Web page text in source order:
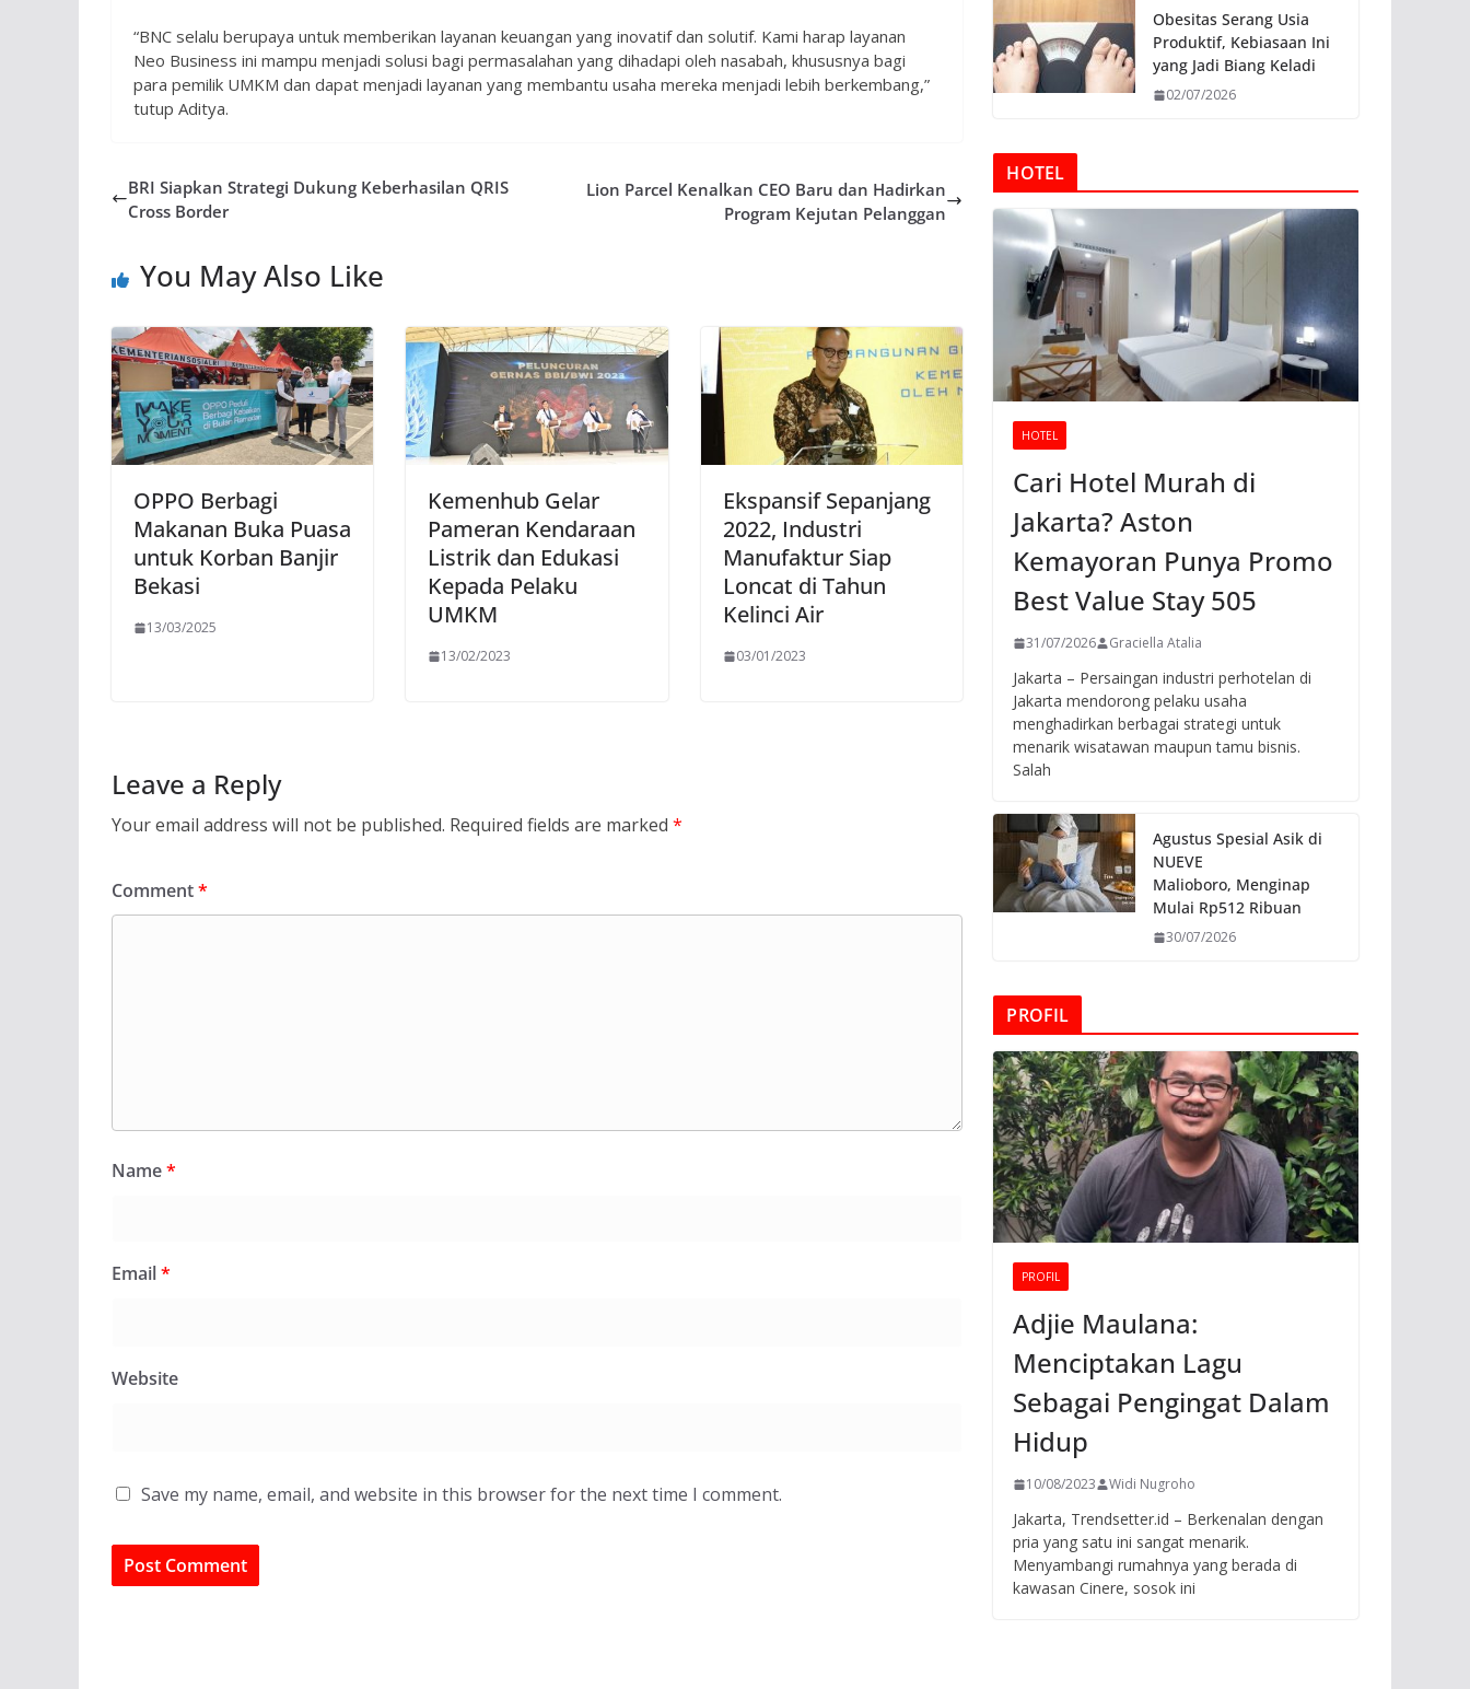
“BNC selalu berupaya untuk memberikan layanan keuangan yang inovatif dan solutif. Kami harap layanan
Neo Business ini mampu menjadi solusi bagi permasalahan yang dihadapi oleh nasabah, khususnya bagi
para pemilik UMKM dan dapat menjadi layanan yang membantu usaha mereka menjadi lebih berkembang,”
tutup Aditya.
BRI Siapkan Strategi Dukung Keberhasilan QRIS
Cross Border
Lion Parcel Kenalkan CEO Baru dan Hadirkan
Program Kejutan Pelanggan
You May Also Like
OPPO Berbagi
Makanan Buka Puasa
untuk Korban Banjir
Bekasi
13/03/2025
Kemenhub Gelar
Pameran Kendaraan
Listrik dan Edukasi
Kepada Pelaku
UMKM
13/02/2023
Ekspansif Sepanjang
2022, Industri
Manufaktur Siap
Loncat di Tahun
Kelinci Air
03/01/2023
Leave a Reply
Your email address will not be published. Required fields are marked *
Comment*
Name*
Email*
Website
Save my name, email, and website in this browser for the next time I comment.
Obesitas Serang Usia
Produktif, Kebiasaan Ini
yang Jadi Biang Keladi
02/07/2026
HOTEL
HOTEL
Cari Hotel Murah di
Jakarta? Aston
Kemayoran Punya Promo
Best Value Stay 505
31/07/2026 Graciella Atalia
Jakarta – Persaingan industri perhotelan di
Jakarta mendorong pelaku usaha
menghadirkan berbagai strategi untuk
menarik wisatawan maupun tamu bisnis.
Salah
Agustus Spesial Asik di
NUEVE
Malioboro, Menginap
Mulai Rp512 Ribuan
30/07/2026
PROFIL
PROFIL
Adjie Maulana:
Menciptakan Lagu
Sebagai Pengingat Dalam
Hidup
10/08/2023 Widi Nugroho
Jakarta, Trendsetter.id – Berkenalan dengan
pria yang satu ini sangat menarik.
Menyambangi rumahnya yang berada di
kawasan Cinere, sosok ini